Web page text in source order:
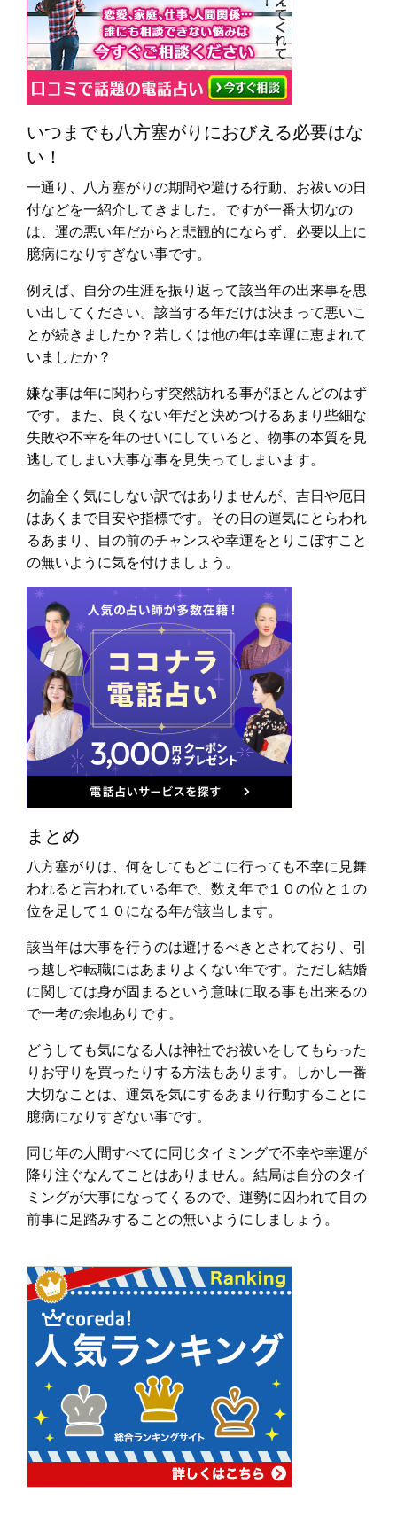
いつまでも八方塞がりにおびえる必要はな
い！
一通り、八方塞がりの期間や避ける行動、お祓いの日
付などを一紹介してきました。ですが一番大切なの
は、運の悪い年だからと悲観的にならず、必要以上に
臆病になりすぎない事です。
例えば、自分の生涯を振り返って該当年の出来事を思
い出してください。該当する年だけは決まって悪いこ
とが続きましたか？若しくは他の年は幸運に恵まれて
いましたか？
嫌な事は年に関わらず突然訪れる事がほとんどのはず
です。また、良くない年だと決めつけるあまり些細な
失敗や不幸を年のせいにしていると、物事の本質を見
逃してしまい大事な事を見失ってしまいます。
勿論全く気にしない訳ではありませんが、吉日や厄日
はあくまで目安や指標です。その日の運気にとらわれ
るあまり、目の前のチャンスや幸運をとりこぼすこと
の無いように気を付けましょう。
まとめ
八方塞がりは、何をしてもどこに行っても不幸に見舞
われると言われている年で、数え年で１０の位と１の
位を足して１０になる年が該当します。
該当年は大事を行うのは避けるべきとされており、引
っ越しや転職にはあまりよくない年です。ただし結婚
に関しては身が固まるという意味に取る事も出来るの
で一考の余地ありです。
どうしても気になる人は神社でお祓いをしてもらった
りお守りを買ったりする方法もあります。しかし一番
大切なことは、運気を気にするあまり行動することに
臆病になりすぎない事です。
同じ年の人間すべてに同じタイミングで不幸や幸運が
降り注ぐなんてことはありません。結局は自分のタイ
ミングが大事になってくるので、運勢に囚われて目の
前事に足踏みすることの無いようにしましょう。